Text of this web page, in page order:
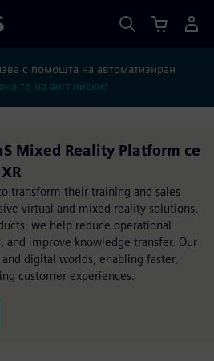
с помощта на автоматизиран
на английски?
Mixed Reality Platform се
transform their training and sales
virtual and mixed reality solutions.
we help reduce operational
and improve knowledge transfer. Our
digital worlds, enabling faster,
customer experiences.